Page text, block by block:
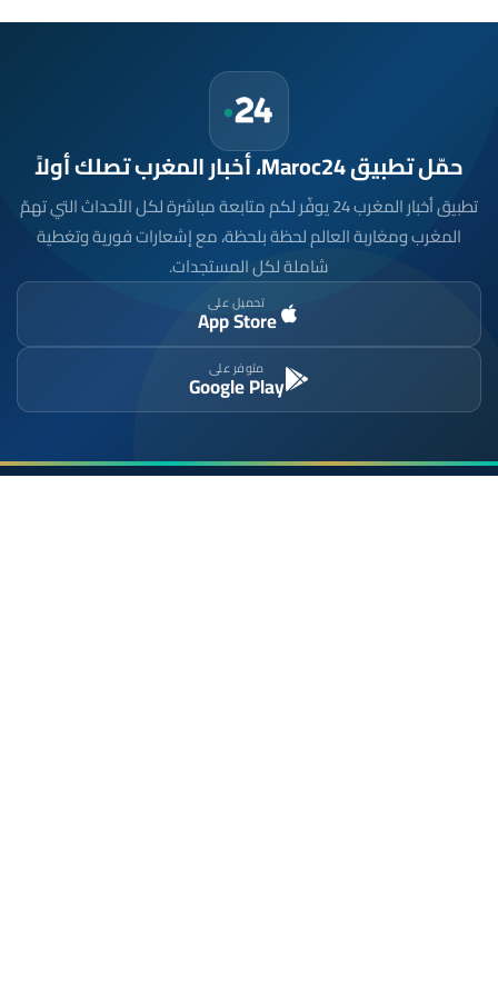
حمّل تطبيق Maroc24، أخبار المغرب تصلك أولاً
تطبيق أخبار المغرب 24 يوفّر لكم متابعة مباشرة لكل الأحداث التي تهمّ
المغرب ومغاربة العالم لحظة بلحظة، مع إشعارات فورية وتغطية
شاملة لكل المستجدات.
تحميل على
App Store
متوفر على
Google Play